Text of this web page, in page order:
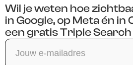
Wil je weten hoe
in Google, op Meta én in
een gratis Triple Search